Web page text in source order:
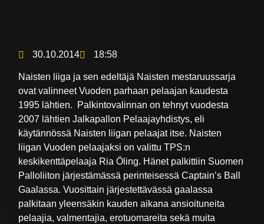
30.10.2014 18:58
Naisten liiga ja sen edeltäjä Naisten mestaruussarja
ovat valinneet Vuoden parhaan pelaajan kaudesta
1995 lähtien. Palkintovalinnan on tehnyt vuodesta
2007 lähtien Jalkapallon Pelaajayhdistys, eli
käytännössä Naisten liigan pelaajat itse. Naisten
liigan Vuoden pelaajaksi on valittu TPS:n
keskikenttäpelaaja Ria Öling. Hänet palkittiin Suomen
Palloliiton järjestämässä perinteisessä Captain’s Ball
Gaalassa. Vuosittain järjestettävässä gaalassa
palkitaan yleensäkin kauden aikana ansioituneita
pelaajia, valmentajia, erotuomareita sekä muita